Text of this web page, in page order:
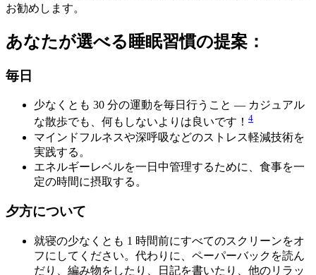
お勧めします。
あなたが選べる睡眠習慣の提案：
毎日
少なくとも 30 分の運動を毎日行うこと — カジュアル
な散歩でも、何もしないよりは良いです！ 4
マインドフルネスや深呼吸などのストレス軽減技術を
実践する。
エネルギーレベルを一日中管理するために、食事を一
定の時間に摂取する。
夕方について
就寝の少なくとも 1 時間前にすべてのスクリーンをオ
フにしてください。代わりに、ペーパーバックを読ん
だり、編み物をしたり、日記を書いたり、他のリラッ